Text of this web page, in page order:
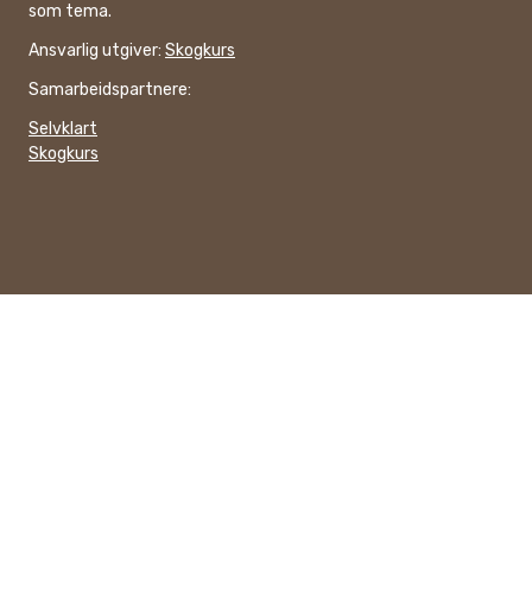
som tema.
Ansvarlig utgiver: Skogkurs
Samarbeidspartnere:
Selvklart
Skogkurs